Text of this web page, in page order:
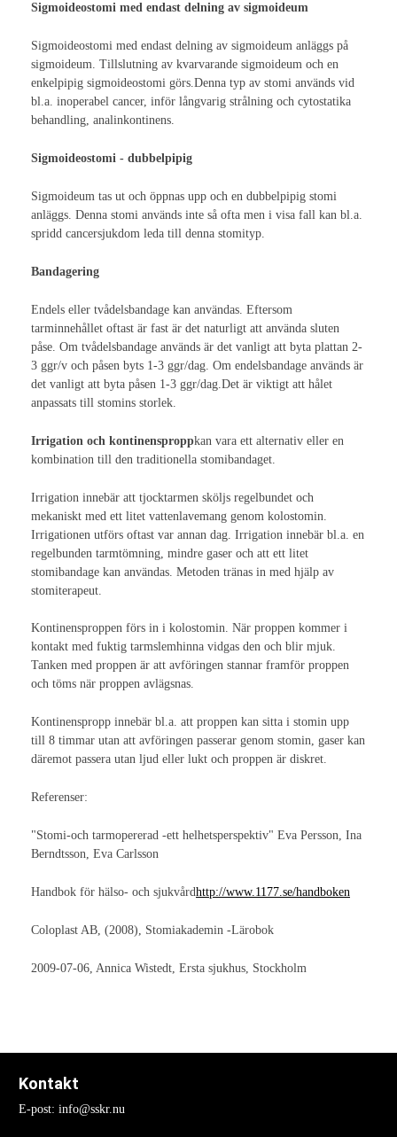
Magtarmkanalen
Elimination
Lavemang i stomi
Hudvård
Nutrition
Stomikomplikationer
Stomiflöden
Sex och samlevnad
Kroppsuppfattning
Gynekologiska aspekter
Sexhjälpmedel
Sexuell dysfunktion
Livskvalitet
Hjälpmedel
Endels- och tvådelsbandage
Bråckgördlar
Irrigation
Kontinenspropp
Patientföreningar
Sigmoideostomi med endast delning av sigmoideum
Sigmoideostomi med endast delning av sigmoideum anläggs på
sigmoideum. Tillslutning av kvarvarande sigmoideum och en
enkelpipig sigmoideostomi görs.Denna typ av stomi används vid
bl.a. inoperabel cancer, inför långvarig strålning och cytostatika
behandling, analinkontinens.
Sigmoideostomi - dubbelpipig
Sigmoideum tas ut och öppnas upp och en dubbelpipig stomi
anläggs. Denna stomi används inte så ofta men i visa fall kan bl.a.
spridd cancersjukdom leda till denna stomityp.
Bandagering
Endels eller tvådelsbandage kan användas. Eftersom
tarminnehållet oftast är fast är det naturligt att använda sluten
påse. Om tvådelsbandage används är det vanligt att byta plattan 2-
3 ggr/v och påsen byts 1-3 ggr/dag. Om endelsbandage används är
det vanligt att byta påsen 1-3 ggr/dag.Det är viktigt att hålet
anpassats till stomins storlek.
Irrigation och kontinensproppkan vara ett alternativ eller en
kombination till den traditionella stomibandaget.
Irrigation innebär att tjocktarmen sköljs regelbundet och
mekaniskt med ett litet vattenlavemang genom kolostomin.
Irrigationen utförs oftast var annan dag. Irrigation innebär bl.a. en
regelbunden tarmtömning, mindre gaser och att ett litet
stomibandage kan användas. Metoden tränas in med hjälp av
stomiterapeut.
Kontinensproppen förs in i kolostomin. När proppen kommer i
kontakt med fuktig tarmslemhinna vidgas den och blir mjuk.
Tanken med proppen är att avföringen stannar framför proppen
och töms när proppen avlägsnas.
Kontinenspropp innebär bl.a. att proppen kan sitta i stomin upp
till 8 timmar utan att avföringen passerar genom stomin, gaser kan
däremot passera utan ljud eller lukt och proppen är diskret.
Referenser:
"Stomi-och tarmopererad -ett helhetsperspektiv" Eva Persson, Ina
Berndtsson, Eva Carlsson
Handbok för hälso- och sjukvårdhttp://www.1177.se/handboken
Coloplast AB, (2008), Stomiakademin -Lärobok
2009-07-06, Annica Wistedt, Ersta sjukhus, Stockholm
Kontakt
E-post: info@sskr.nu